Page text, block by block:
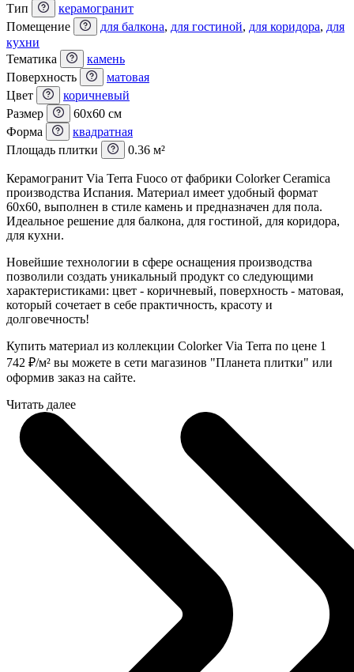
Тип
керамогранит
Помещение
для балкона, для гостиной, для коридора, для
кухни
Тематика
камень
Поверхность
матовая
Цвет
коричневый
Размер
60x60 см
Форма
квадратная
Площадь плитки
0.36 м²
Керамогранит Via Terra Fuoco от фабрики Colorker Ceramica
производства Испания. Материал имеет удобный формат
60x60, выполнен в стиле камень и предназначен для пола.
Идеальное решение для балкона, для гостиной, для коридора,
для кухни.
Новейшие технологии в сфере оснащения производства
позволили создать уникальный продукт со следующими
характеристиками: цвет - коричневый, поверхность - матовая,
который сочетает в себе практичность, красоту и
долговечность!
Купить материал из коллекции Colorker Via Terra по цене 1
742 ₽/м² вы можете в сети магазинов "Планета плитки" или
оформив заказ на сайте.
Читать далее